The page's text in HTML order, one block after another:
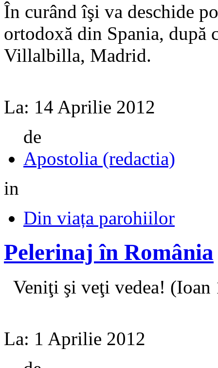
În curând îşi va deschide
ortodoxă din Spania, după
Villalbilla, Madrid.
La: 14 Aprilie 2012
de
Apostolia (redactia)
in
Din viața parohiilor
Pelerinaj în România
Veniţi şi veţi vedea! (Ioan
La: 1 Aprilie 2012